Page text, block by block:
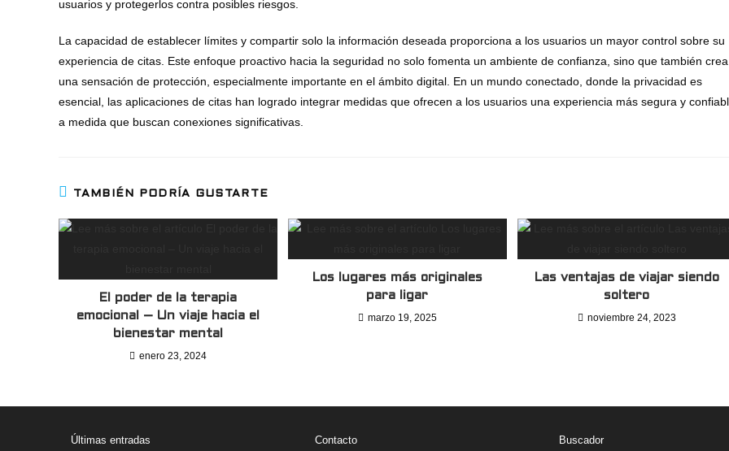
usuarios y protegerlos contra posibles riesgos.
La capacidad de establecer límites y compartir solo la información deseada proporciona a los usuarios un mayor control sobre su
experiencia de citas. Este enfoque proactivo hacia la seguridad no solo fomenta un ambiente de confianza, sino que también crea
una sensación de protección, especialmente importante en el ámbito digital. En un mundo conectado, donde la privacidad es
esencial, las aplicaciones de citas han logrado integrar medidas que ofrecen a los usuarios una experiencia más segura y
a medida que buscan conexiones significativas.
TAMBIÉN PODRÍA GUSTARTE
El poder de la terapia
emocional – Un viaje hacia el
bienestar mental
enero 23, 2024
Los lugares más originales
para ligar
marzo 19, 2025
Las ventajas de viajar siendo
soltero
noviembre 24, 2023
Últimas entradas Contacto Buscador